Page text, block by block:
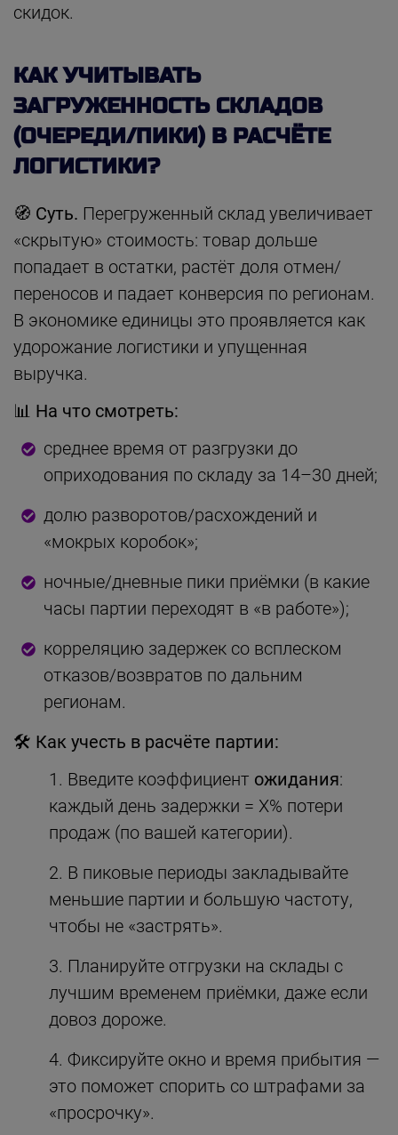
скидок.
КАК УЧИТЫВАТЬ
ЗАГРУЖЕННОСТЬ СКЛАДОВ
(ОЧЕРЕДИ/ПИКИ) В РАСЧЁТЕ
ЛОГИСТИКИ?
🧭 Суть. Перегруженный склад увеличивает
«скрытую» стоимость: товар дольше
попадает в остатки, растёт доля отмен/
переносов и падает конверсия по регионам.
В экономике единицы это проявляется как
удорожание логистики и упущенная
выручка.
📊 На что смотреть:
среднее время от разгрузки до
оприходования по складу за 14–30 дней;
долю разворотов/расхождений и
«мокрых коробок»;
ночные/дневные пики приёмки (в какие
часы партии переходят в «в работе»);
корреляцию задержек со всплеском
отказов/возвратов по дальним
регионам.
🛠 Как учесть в расчёте партии:
Введите коэффициент ожидания:
каждый день задержки = X% потери
продаж (по вашей категории).
В пиковые периоды закладывайте
меньшие партии и большую частоту,
чтобы не «застрять».
Планируйте отгрузки на склады с
лучшим временем приёмки, даже если
довоз дороже.
Фиксируйте окно и время прибытия —
это поможет спорить со штрафами за
«просрочку».